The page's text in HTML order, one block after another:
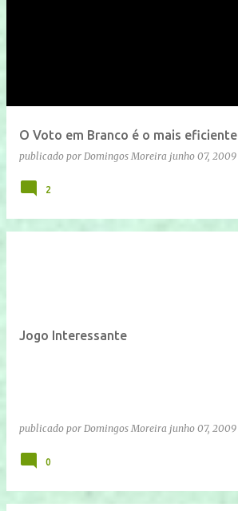
O Voto em Branco é o mais eficiente
publicado por Domingos Moreira junho 07, 2009
2
Jogo Interessante
publicado por Domingos Moreira junho 07, 2009
0